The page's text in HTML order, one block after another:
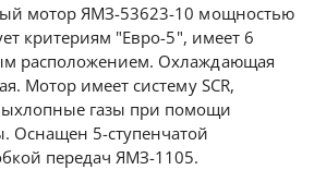
мотор ЯМЗ-53623-10 мощностью
критериям "Евро-5", имеет 6
расположением. Охлаждающая
Мотор имеет систему SCR,
газы при помощи
Оснащен 5-ступенчатой
передач ЯМЗ-1105.